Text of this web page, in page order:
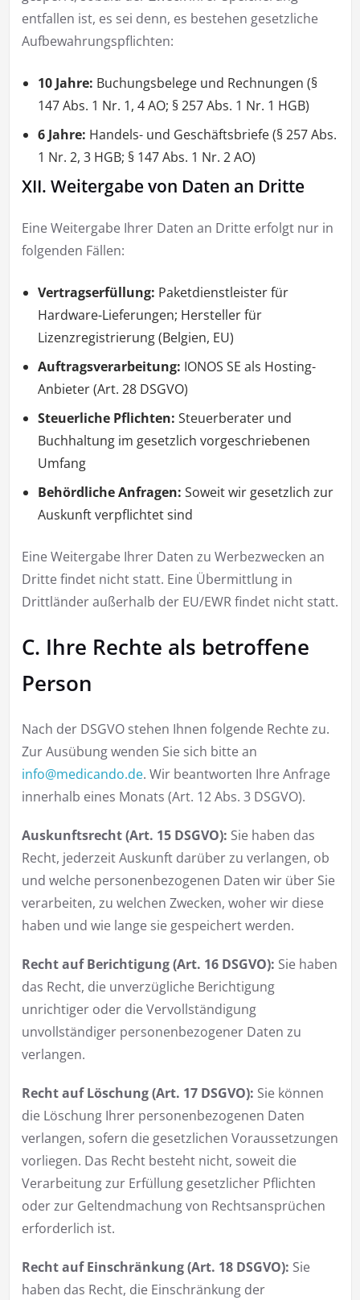
entfallen ist, es sei denn, es bestehen gesetzliche
Aufbewahrungspflichten:
10 Jahre: Buchungsbelege und Rechnungen (§
147 Abs. 1 Nr. 1, 4 AO; § 257 Abs. 1 Nr. 1 HGB)
6 Jahre: Handels- und Geschäftsbriefe (§ 257 Abs.
1 Nr. 2, 3 HGB; § 147 Abs. 1 Nr. 2 AO)
XII. Weitergabe von Daten an Dritte
Eine Weitergabe Ihrer Daten an Dritte erfolgt nur in
folgenden Fällen:
Vertragserfüllung: Paketdienstleister für
Hardware-Lieferungen; Hersteller für
Lizenzregistrierung (Belgien, EU)
Auftragsverarbeitung: IONOS SE als Hosting-
Anbieter (Art. 28 DSGVO)
Steuerliche Pflichten: Steuerberater und
Buchhaltung im gesetzlich vorgeschriebenen
Umfang
Behördliche Anfragen: Soweit wir gesetzlich zur
Auskunft verpflichtet sind
Eine Weitergabe Ihrer Daten zu Werbezwecken an
Dritte findet nicht statt. Eine Übermittlung in
Drittländer außerhalb der EU/EWR findet nicht statt.
C. Ihre Rechte als betroffene
Person
Nach der DSGVO stehen Ihnen folgende Rechte zu.
Zur Ausübung wenden Sie sich bitte an
info@medicando.de. Wir beantworten Ihre Anfrage
innerhalb eines Monats (Art. 12 Abs. 3 DSGVO).
Auskunftsrecht (Art. 15 DSGVO): Sie haben das
Recht, jederzeit Auskunft darüber zu verlangen, ob
und welche personenbezogenen Daten wir über Sie
verarbeiten, zu welchen Zwecken, woher wir diese
haben und wie lange sie gespeichert werden.
Recht auf Berichtigung (Art. 16 DSGVO): Sie haben
das Recht, die unverzügliche Berichtigung
unrichtiger oder die Vervollständigung
unvollständiger personenbezogener Daten zu
verlangen.
Recht auf Löschung (Art. 17 DSGVO): Sie können
die Löschung Ihrer personenbezogenen Daten
verlangen, sofern die gesetzlichen Voraussetzungen
vorliegen. Das Recht besteht nicht, soweit die
Verarbeitung zur Erfüllung gesetzlicher Pflichten
oder zur Geltendmachung von Rechtsansprüchen
erforderlich ist.
Recht auf Einschränkung (Art. 18 DSGVO): Sie
haben das Recht, die Einschränkung der